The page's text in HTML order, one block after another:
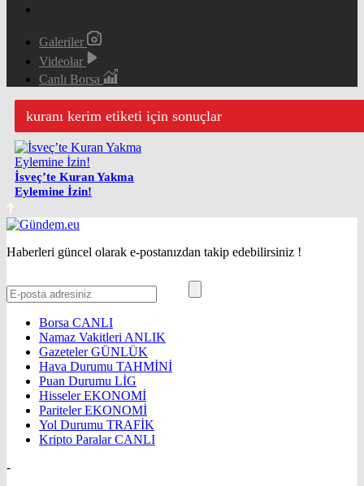
Galeriler
Videolar
Canlı Borsa
kuranı kerim etiketi için sonuçlar
İsveç’te Kuran Yakma
Eylemine İzin!
Haberleri güncel olarak e-postanızdan takip edebilirsiniz !
Borsa CANLI
Namaz Vakitleri ANLIK
GazetelerGÜNLÜK
Hava Durumu TAHMİNİ
Puan Durumu LİG
HisselerEKONOMİ
ParitelerEKONOMİ
Yol Durumu TRAFİK
Kripto ParalarCANLI
-